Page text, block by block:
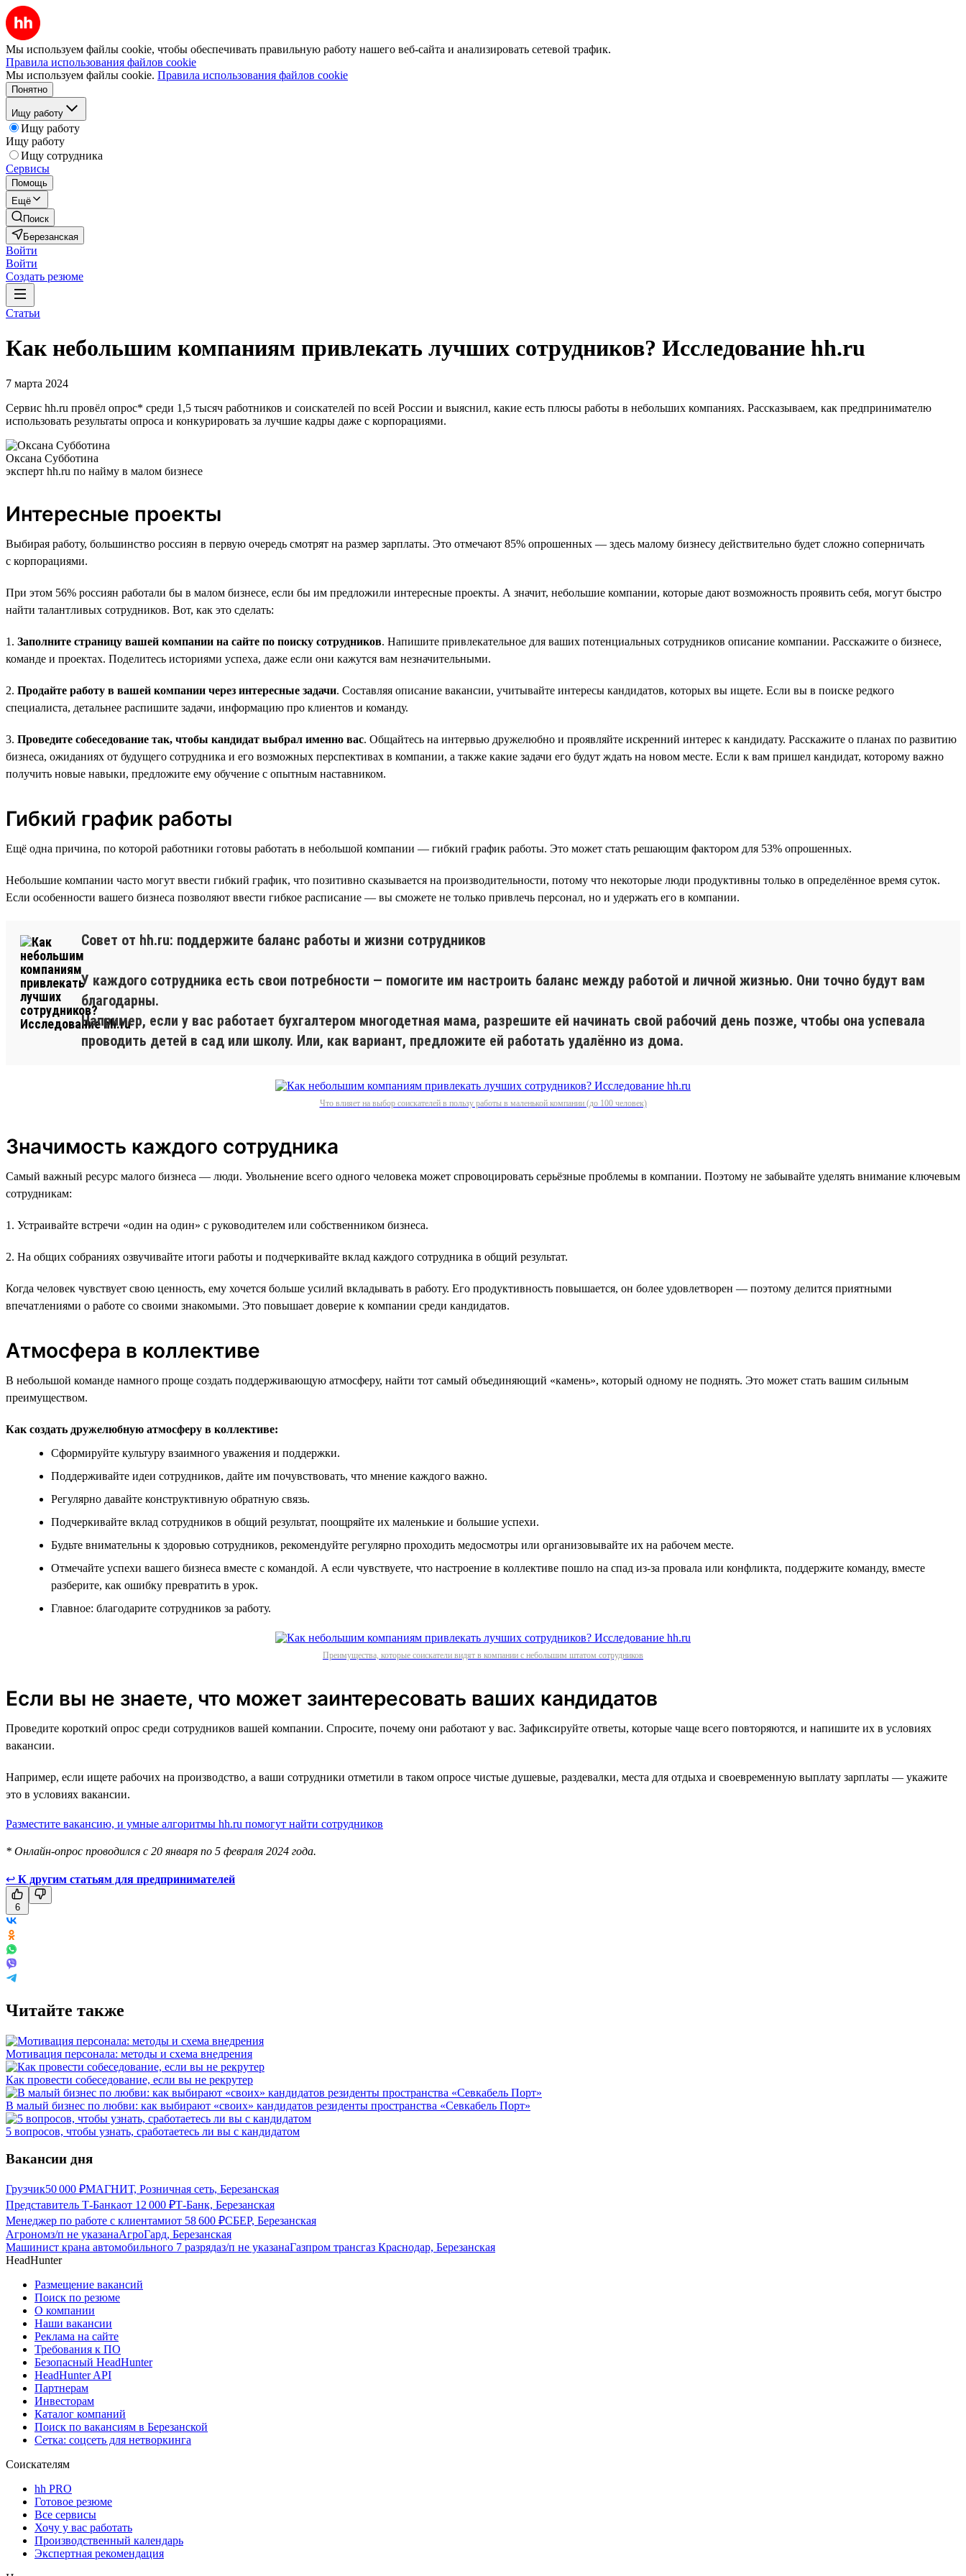
Мы используем файлы cookie, чтобы обеспечивать правильную работу нашего веб-сайта и анализировать сетевой трафик.
Правила использования файлов cookie
Мы используем файлы cookie. Правила использования файлов cookie
Понятно
Ищу работу
Ищу работу
Ищу работу
Ищу сотрудника
Сервисы
Помощь
Ещё
Поиск
Березанская
Войти
Войти
Создать резюме
Статьи
Как небольшим компаниям привлекать лучших сотрудников? Исследование hh.ru
7 марта 2024
Сервис hh.ru провёл опрос* среди 1,5 тысяч работников и соискателей по всей России и выяснил, какие есть плюсы работы в небольших компаниях. Рассказываем, как предпринимателю
использовать результаты опроса и конкурировать за лучшие кадры даже с корпорациями.
Оксана Субботина
эксперт hh.ru по найму в малом бизнесе
Интересные проекты
Выбирая работу, большинство россиян в первую очередь смотрят на размер зарплаты. Это отмечают 85% опрошенных — здесь малому бизнесу действительно будет сложно соперничать
с корпорациями.
При этом 56% россиян работали бы в малом бизнесе, если бы им предложили интересные проекты. А значит, небольшие компании, которые дают возможность проявить себя, могут быстро
найти талантливых сотрудников. Вот, как это сделать:
1. Заполните страницу вашей компании на сайте по поиску сотрудников. Напишите привлекательное для ваших потенциальных сотрудников описание компании. Расскажите о бизнесе,
команде и проектах. Поделитесь историями успеха, даже если они кажутся вам незначительными.
2. Продайте работу в вашей компании через интересные задачи. Составляя описание вакансии, учитывайте интересы кандидатов, которых вы ищете. Если вы в поиске редкого
специалиста, детальнее распишите задачи, информацию про клиентов и команду.
3. Проведите собеседование так, чтобы кандидат выбрал именно вас. Общайтесь на интервью дружелюбно и проявляйте искренний интерес к кандидату. Расскажите о планах по развитию
бизнеса, ожиданиях от будущего сотрудника и его возможных перспективах в компании, а также какие задачи его будут ждать на новом месте. Если к вам пришел кандидат, которому важно
получить новые навыки, предложите ему обучение с опытным наставником.
Гибкий график работы
Ещё одна причина, по которой работники готовы работать в небольшой компании — гибкий график работы. Это может стать решающим фактором для 53% опрошенных.
Небольшие компании часто могут ввести гибкий график, что позитивно сказывается на производительности, потому что некоторые люди продуктивны только в определённое время суток.
Если особенности вашего бизнеса позволяют ввести гибкое расписание — вы сможете не только привлечь персонал, но и удержать его в компании.
Совет от hh.ru: поддержите баланс работы и жизни сотрудников
У каждого сотрудника есть свои потребности — помогите им настроить баланс между работой и личной жизнью. Они точно будут вам
благодарны.
Например, если у вас работает бухгалтером многодетная мама, разрешите ей начинать свой рабочий день позже, чтобы она успевала
проводить детей в сад или школу. Или, как вариант, предложите ей работать удалённо из дома.
Что влияет на выбор соискателей в пользу работы в маленькой компании (до 100 человек)
Значимость каждого сотрудника
Самый важный ресурс малого бизнеса — люди. Увольнение всего одного человека может спровоцировать серьёзные проблемы в компании. Поэтому не забывайте уделять внимание ключевым
сотрудникам:
1. Устраивайте встречи «один на один» с руководителем или собственником бизнеса.
2. На общих собраниях озвучивайте итоги работы и подчеркивайте вклад каждого сотрудника в общий результат.
Когда человек чувствует свою ценность, ему хочется больше усилий вкладывать в работу. Его продуктивность повышается, он более удовлетворен — поэтому делится приятными
впечатлениями о работе со своими знакомыми. Это повышает доверие к компании среди кандидатов.
Атмосфера в коллективе
В небольшой команде намного проще создать поддерживающую атмосферу, найти тот самый объединяющий «камень», который одному не поднять. Это может стать вашим сильным
преимуществом.
Как создать дружелюбную атмосферу в коллективе:
Сформируйте культуру взаимного уважения и поддержки.
Поддерживайте идеи сотрудников, дайте им почувствовать, что мнение каждого важно.
Регулярно давайте конструктивную обратную связь.
Подчеркивайте вклад сотрудников в общий результат, поощряйте их маленькие и большие успехи.
Будьте внимательны к здоровью сотрудников, рекомендуйте регулярно проходить медосмотры или организовывайте их на рабочем месте.
Отмечайте успехи вашего бизнеса вместе с командой. А если чувствуете, что настроение в коллективе пошло на спад из-за провала или конфликта, поддержите команду, вместе
разберите, как ошибку превратить в урок.
Главное: благодарите сотрудников за работу.
Преимущества, которые соискатели видят в компании с небольшим штатом сотрудников
Если вы не знаете, что может заинтересовать ваших кандидатов
Проведите короткий опрос среди сотрудников вашей компании. Спросите, почему они работают у вас. Зафиксируйте ответы, которые чаще всего повторяются, и напишите их в условиях
вакансии.
Например, если ищете рабочих на производство, а ваши сотрудники отметили в таком опросе чистые душевые, раздевалки, места для отдыха и своевременную выплату зарплаты — укажите
это в условиях вакансии.
Разместите вакансию, и умные алгоритмы hh.ru помогут найти сотрудников
* Онлайн-опрос проводился с 20 января по 5 февраля 2024 года.
↩ К другим статьям для предпринимателей
6
Читайте также
Мотивация персонала: методы и схема внедрения
Как провести собеседование, если вы не рекрутер
В малый бизнес по любви: как выбирают «своих» кандидатов резиденты пространства «Севкабель Порт»
5 вопросов, чтобы узнать, сработаетесь ли вы с кандидатом
Вакансии дня
Грузчик50 000 ₽МАГНИТ, Розничная сеть, Березанская
Представитель Т-Банкаот 12 000 ₽Т-Банк, Березанская
Менеджер по работе с клиентамиот 58 600 ₽СБЕР, Березанская
Агрономз/п не указанаАгроГард, Березанская
Машинист крана автомобильного 7 разрядаз/п не указанаГазпром трансгаз Краснодар, Березанская
HeadHunter
Размещение вакансий
Поиск по резюме
О компании
Наши вакансии
Реклама на сайте
Требования к ПО
Безопасный HeadHunter
HeadHunter API
Партнерам
Инвесторам
Каталог компаний
Поиск по вакансиям в Березанской
Сетка: соцсеть для нетворкинга
Соискателям
hh PRO
Готовое резюме
Все сервисы
Хочу у вас работать
Производственный календарь
Экспертная рекомендация